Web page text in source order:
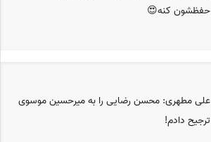
حفظشون کنه😍
علی مطهری: محسن رضایی را به میرحسین موسوی
ترجیح دادم!